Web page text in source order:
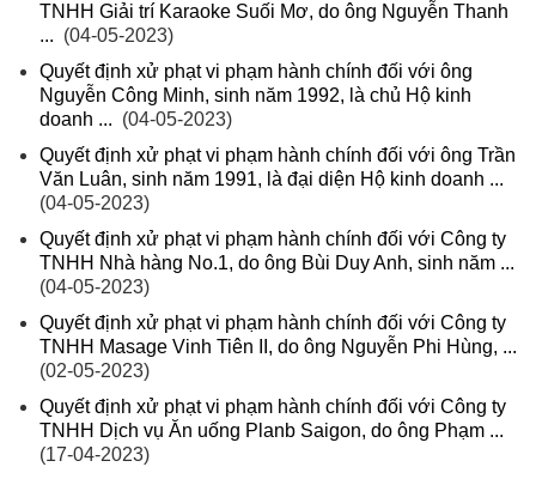
TNHH Giải trí Karaoke Suối Mơ, do ông Nguyễn Thanh
... (04-05-2023)
Quyết định xử phạt vi phạm hành chính đối với ông
Nguyễn Công Minh, sinh năm 1992, là chủ Hộ kinh
doanh ... (04-05-2023)
Quyết định xử phạt vi phạm hành chính đối với ông Trần
Văn Luân, sinh năm 1991, là đại diện Hộ kinh doanh ...
(04-05-2023)
Quyết định xử phạt vi phạm hành chính đối với Công ty
TNHH Nhà hàng No.1, do ông Bùi Duy Anh, sinh năm ...
(04-05-2023)
Quyết định xử phạt vi phạm hành chính đối với Công ty
TNHH Masage Vinh Tiên II, do ông Nguyễn Phi Hùng, ...
(02-05-2023)
Quyết định xử phạt vi phạm hành chính đối với Công ty
TNHH Dịch vụ Ăn uống Planb Saigon, do ông Phạm ...
(17-04-2023)